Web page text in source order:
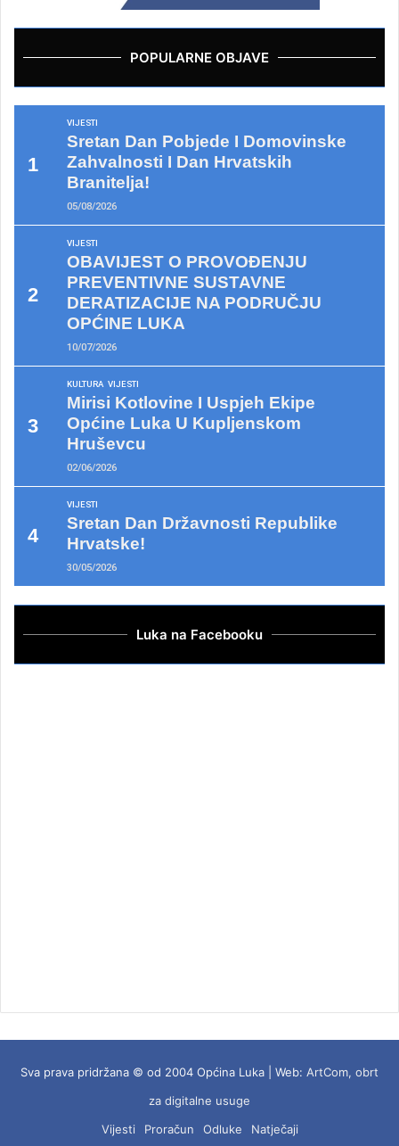
POPULARNE OBJAVE
VIJESTI
Sretan Dan Pobjede I Domovinske
Zahvalnosti I Dan Hrvatskih
Branitelja!
05/08/2026
VIJESTI
OBAVIJEST O PROVOĐENJU
PREVENTIVNE SUSTAVNE
DERATIZACIJE NA PODRUČJU
OPĆINE LUKA
10/07/2026
KULTURA VIJESTI
Mirisi Kotlovine I Uspjeh Ekipe
Općine Luka U Kupljenskom
Hruševcu
02/06/2026
VIJESTI
Sretan Dan Državnosti Republike
Hrvatske!
30/05/2026
Luka na Facebooku
Sva prava pridržana © od 2004 Općina Luka | Web: ArtCom, obrt
za digitalne usuge
Vijesti
Proračun Odluke Natječaji